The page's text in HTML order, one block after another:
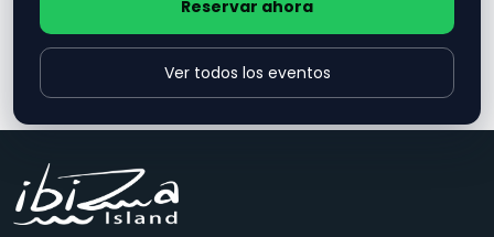
Reservar ahora
Ver todos los eventos